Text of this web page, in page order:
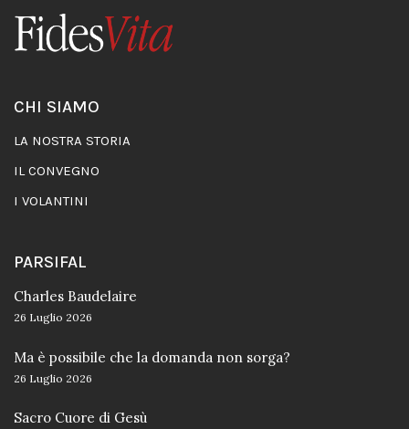
CHI SIAMO
LA NOSTRA STORIA
IL CONVEGNO
I VOLANTINI
PARSIFAL
Charles Baudelaire
26 Luglio 2026
Ma è possibile che la domanda non sorga?
26 Luglio 2026
Sacro Cuore di Gesù